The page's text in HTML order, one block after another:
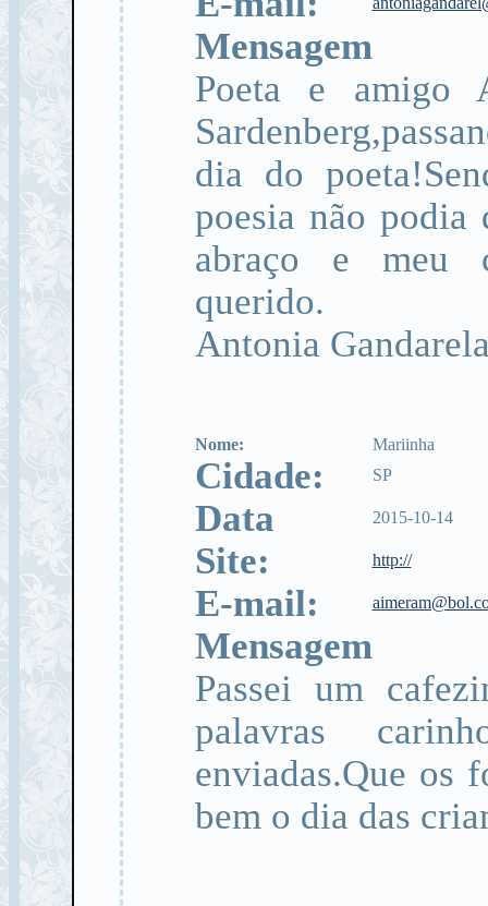
Mensagem
Poeta e amigo
dia do
poesia não
abraço e meu
querido.
Antonia
Nome: Mariinha
Cidade: SP
Data 2015-10-14
Site: http://
E-mail:
Mensagem
Passei um
palavras
enviadas.Que os
bem o dia das